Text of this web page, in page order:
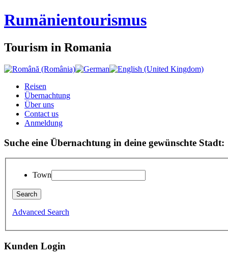
Rumänientourismus
Tourism in Romania
Reisen
Übernachtung
Über uns
Contact us
Anmeldung
Suche eine Übernachtung in deine gewünschte Stadt:
Town
Advanced Search
Kunden Login